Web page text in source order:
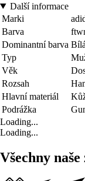
Další informace
Marki
Barva
Dominantní barva Bílá
Typ
Věk
Rozsah
Hlavní materiál
Podrážka
Loading...
Loading...
Všechny